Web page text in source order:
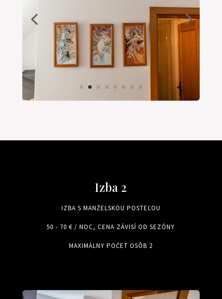
Izba 2
IZBA S MANŽELSKOU POSTEĽOU
50 - 70 € / NOC, CENA ZÁVISÍ OD SEZÓNY
MAXIMÁLNY POČET OSÔB 2